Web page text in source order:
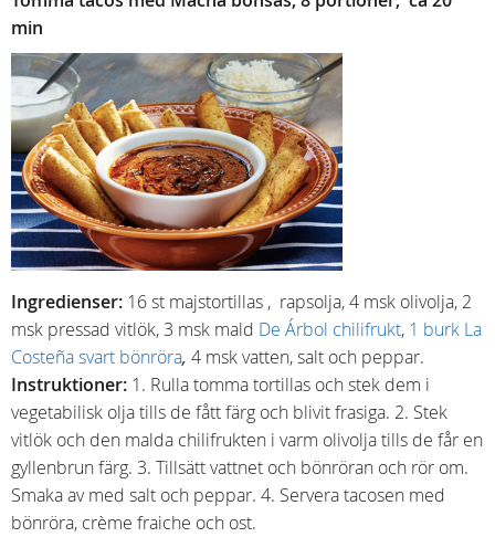
min
Ingredienser: 16 st majstortillas , rapsolja, 4 msk olivolja, 2
msk pressad vitlök, 3 msk mald De Árbol chilifrukt, 1 burk La
Costeña svart bönröra, 4 msk vatten, salt och peppar.
Instruktioner: 1. Rulla tomma tortillas och stek dem i
vegetabilisk olja tills de fått färg och blivit frasiga. 2. Stek
vitlök och den malda chilifrukten i varm olivolja tills de får en
gyllenbrun färg. 3. Tillsätt vattnet och bönröran och rör om.
Smaka av med salt och peppar. 4. Servera tacosen med
bönröra, crème fraiche och ost.